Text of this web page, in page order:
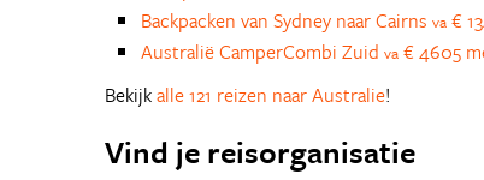
Backpacken van Sydney naar Cairns va €
Australië CamperCombi Zuid va € 4605
Bekijkalle 121 reizen naar Australie!
Vind je reisorganisatie